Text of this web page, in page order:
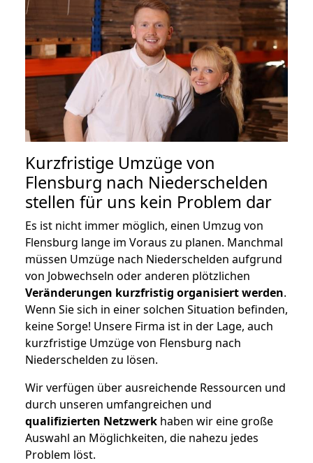
Kurzfristige Umzüge von
Flensburg nach Niederschelden
stellen für uns kein Problem dar
Es ist nicht immer möglich, einen Umzug von
Flensburg lange im Voraus zu planen. Manchmal
müssen Umzüge nach Niederschelden aufgrund
von Jobwechseln oder anderen plötzlichen
Veränderungen kurzfristig organisiert werden.
Wenn Sie sich in einer solchen Situation befinden,
keine Sorge! Unsere Firma ist in der Lage, auch
kurzfristige Umzüge von Flensburg nach
Niederschelden zu lösen.
Wir verfügen über ausreichende Ressourcen und
durch unseren umfangreichen und
qualifizierten Netzwerk haben wir eine große
Auswahl an Möglichkeiten, die nahezu jedes
Problem löst.